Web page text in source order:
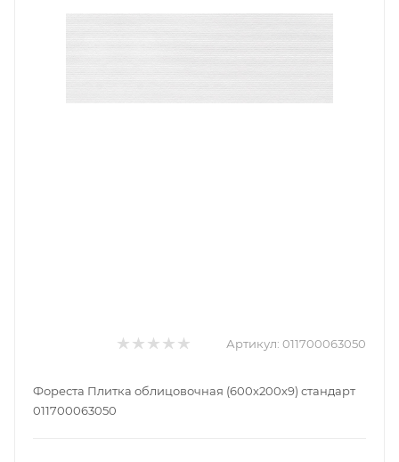
Артикул: 011700063050
Фореста Плитка облицовочная (600х200х9) стандарт
011700063050